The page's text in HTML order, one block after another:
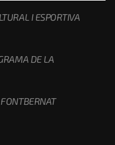
I ESPORTIVA
DE LA